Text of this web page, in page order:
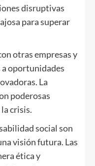
disruptivas
para superar
otras empresas y
oportunidades
La
poderosas
crisis.
social son
visión futura. Las
ética y